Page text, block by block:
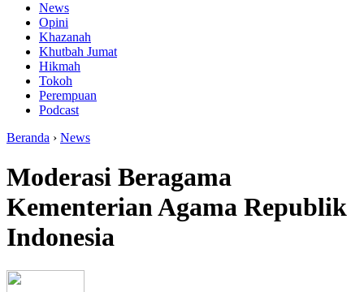
News
Opini
Khazanah
Khutbah Jumat
Hikmah
Tokoh
Perempuan
Podcast
Beranda › News
Moderasi Beragama
Kementerian Agama Republik
Indonesia